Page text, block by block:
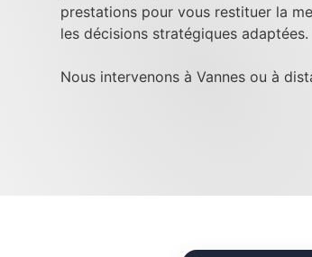
prestations pour vous restituer la
les décisions stratégiques adaptées.
Nous intervenons à Vannes ou à